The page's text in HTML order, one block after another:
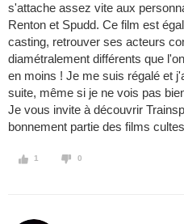
s'attache assez vite aux
Renton et Spudd. Ce film est
casting, retrouver ses acteurs
diamétralement différents que
en moins ! Je me suis régalé et
suite, même si je ne vois pas
Je vous invite à découvrir
bonnement partie des films
1 0